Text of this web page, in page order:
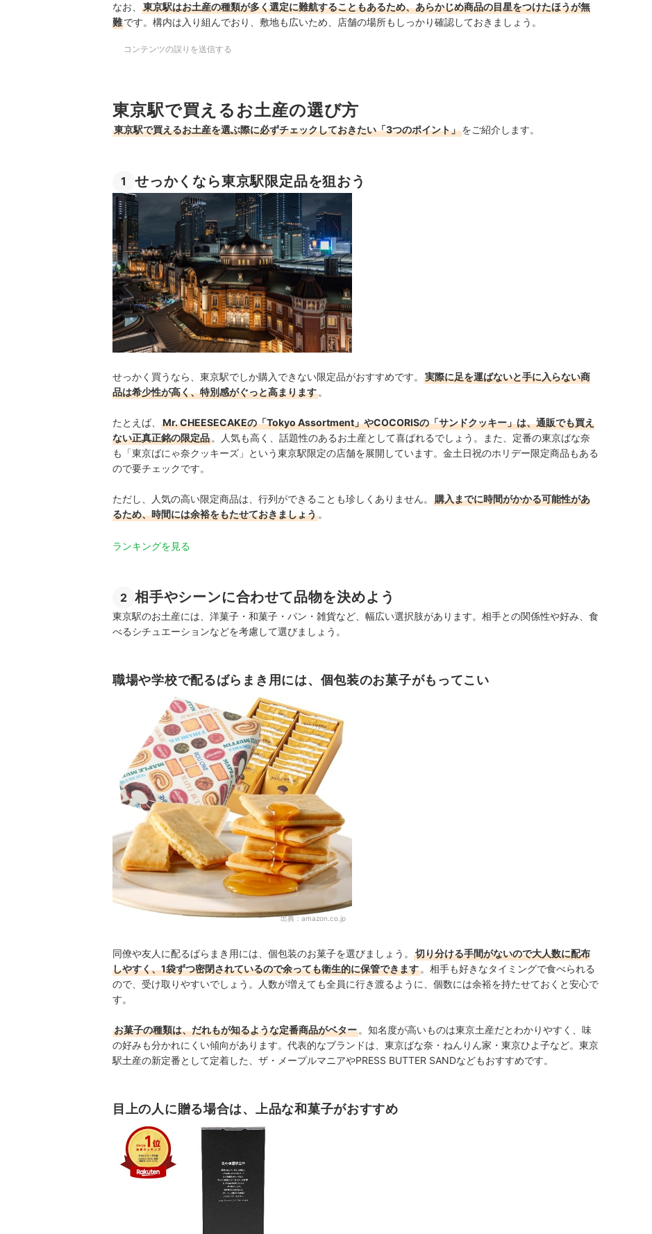
なお、
東京駅はお土産の種類が多く選定に難航することもあるため、あらかじめ商品の目星をつけたほうが無
難です。構内は入り組んでおり、敷地も広いため、店舗の場所もしっかり確認しておきましょう。
コンテンツの誤りを送信する
東京駅で買えるお土産の選び方
東京駅で買えるお土産を選ぶ際に必ずチェックしておきたい「3つのポイント」をご紹介します。
1 せっかくなら東京駅限定品を狙おう
せっかく買うなら、東京駅でしか購入できない限定品がおすすめです。
実際に足を運ばないと手に入らない商
品は希少性が高く、特別感がぐっと高まります。
たとえば、
Mr. CHEESECAKEの「Tokyo Assortment」やCOCORISの「サンドクッキー」は、通販でも買え
ない正真正銘の限定品。人気も高く、話題性のあるお土産として喜ばれるでしょう。また、定番の東京ばな奈
も「東京ばにゃ奈クッキーズ」という東京駅限定の店舗を展開しています。金土日祝のホリデー限定商品もある
ので要チェックです。
ただし、人気の高い限定商品は、行列ができることも珍しくありません。
購入までに時間がかかる可能性があ
るため、時間には余裕をもたせておきましょう。
ランキングを見る
2 相手やシーンに合わせて品物を決めよう
東京駅のお土産には、洋菓子・和菓子・パン・雑貨など、幅広い選択肢があります。相手との関係性や好み、食
べるシチュエーションなどを考慮して選びましょう。
職場や学校で配るばらまき用には、個包装のお菓子がもってこい
出典： amazon.co.jp
同僚や友人に配るばらまき用には、個包装のお菓子を選びましょう。
切り分ける手間がないので大人数に配布
しやすく、1袋ずつ密閉されているので余っても衛生的に保管できます。相手も好きなタイミングで食べられる
ので、受け取りやすいでしょう。人数が増えても全員に行き渡るように、個数には余裕を持たせておくと安心で
す。
お菓子の種類は、だれもが知るような定番商品がベター。知名度が高いものは東京土産だとわかりやすく、味
の好みも分かれにくい傾向があります。代表的なブランドは、東京ばな奈・ねんりん家・東京ひよ子など。東京
駅土産の新定番として定着した、ザ・メープルマニアやPRESS BUTTER SANDなどもおすすめです。
目上の人に贈る場合は、上品な和菓子がおすすめ